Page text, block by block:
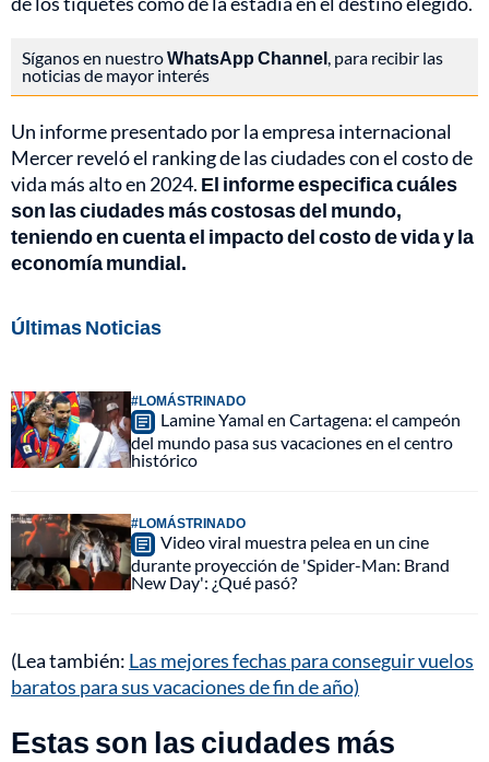
Síganos en nuestroWhatsApp Channel, para recibir las
noticias de mayor interés
Un informe presentado por la empresa internacional
Mercer reveló el ranking de las ciudades con el costo de
vida más alto en 2024. El informe especifica cuáles
son las ciudades más costosas del mundo,
teniendo en cuenta el impacto del costo de vida y la
economía mundial.
Últimas Noticias
#LOMÁSTRINADO
Lamine Yamal en Cartagena: el campeón
del mundo pasa sus vacaciones en el centro
histórico
#LOMÁSTRINADO
Video viral muestra pelea en un cine
durante proyección de 'Spider-Man: Brand
New Day': ¿Qué pasó?
(Lea también: Las mejores fechas para conseguir vuelos
baratos para sus vacaciones de fin de año)
Estas son las ciudades más